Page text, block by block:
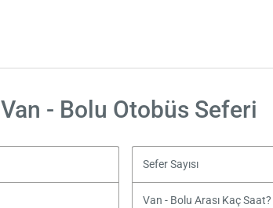
Van - Bolu Otobüs Seferi
Sefer Sayısı
Van - Bolu Arası Kaç Saat?